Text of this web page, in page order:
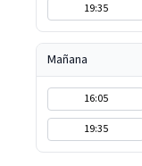
19:35
Mañana
16:05
19:35